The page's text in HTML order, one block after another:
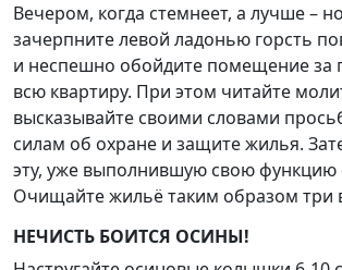
Вечером, когда стемнеет, а лучше –
зачерпните левой ладонью горсть
и неспешно обойдите помещение
всю квартиру. При этом читайте
высказывайте своими словами
силам об охране и защите жилья.
эту, уже выполнившую свою функцию
Очищайте жильё таким образом три
НЕЧИСТЬ БОИТСЯ ОСИНЫ!